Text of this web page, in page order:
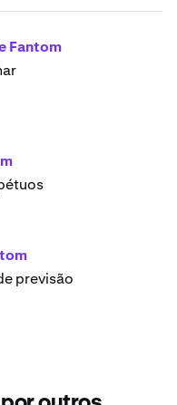
Fantom
previsão